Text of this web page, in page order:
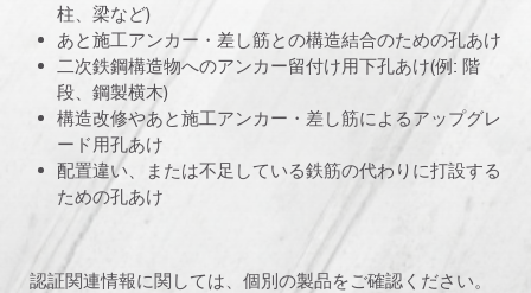
柱、梁など)
あと施工アンカー・差し筋との構造結合のための孔あけ
二次鉄鋼構造物へのアンカー留付け用下孔あけ(例: 階
段、鋼製横木)
構造改修やあと施工アンカー・差し筋によるアップグレ
ード用孔あけ
配置違い、または不足している鉄筋の代わりに打設する
ための孔あけ
認証関連情報に関しては、個別の製品をご確認ください。